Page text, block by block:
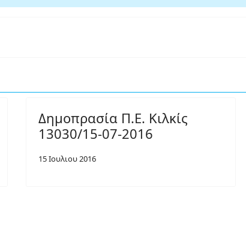
Δημοπρασία Π.Ε. Κιλκίς
13030/15-07-2016
15 Ιουλιου 2016